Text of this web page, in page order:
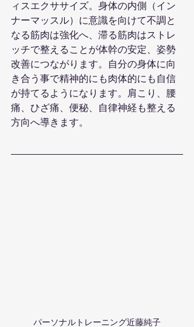
ィスエクササイズ。身体の内側（イン
ナーマッスル）に意識を向けて不調と
なる筋肉は強化へ、滞る筋肉はストレ
ッチで整えることが体幹の安定、姿勢
改善につながります。自分の身体に向
き合う事で精神的にも肉体的にも自信
が持てるようになります。肩こり、腰
痛、ひざ痛、便秘、自律神経も整える
方向へ導きます。
パーソナルトレーニング近藤純子